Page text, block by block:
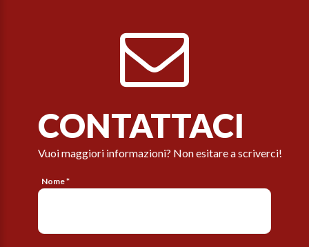
CONTATTACI
Vuoi maggiori informazioni? Non esitare a scriverci!
Nome *